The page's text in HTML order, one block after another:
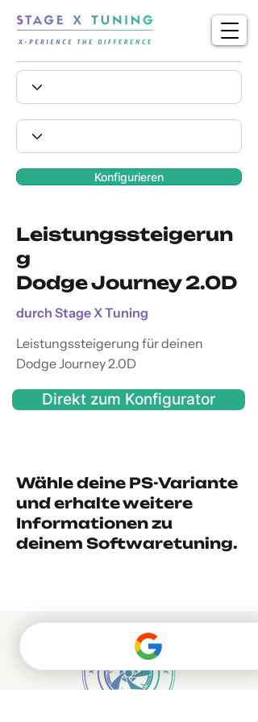
Konfigurieren
Leistungssteigerun
g
Dodge Journey 2.0D
durch Stage X Tuning
Leistungssteigerung für deinen
Dodge Journey 2.0D
Direkt zum Konfigurator
Wähle deine PS-Variante
und erhalte weitere
Informationen zu
deinem Softwaretuning.